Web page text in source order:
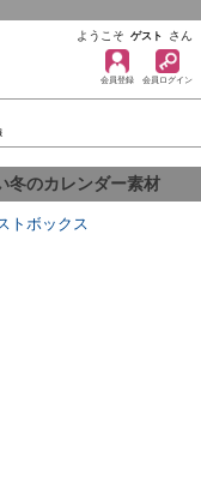
ようこそ ゲスト さん
会員登録 会員ログイン
冬のカレンダー素材
トボックス